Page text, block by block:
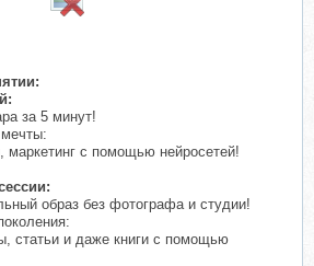
за 5 минут!
мечты:
маркетинг с помощью нейросетей!
образ без фотографа и студии!
статьи и даже книги с помощью